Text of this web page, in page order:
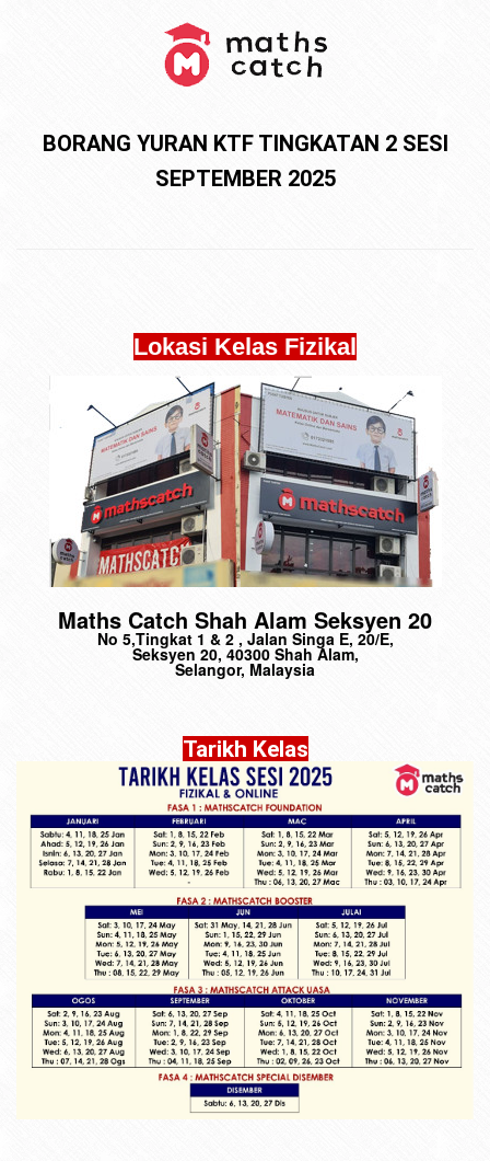
BORANG YURAN KTF TINGKATAN 2 SESI
SEPTEMBER 2025
Lokasi Kelas Fizikal
Maths Catch Shah Alam Seksyen 20
No 5,Tingkat 1 & 2 , Jalan Singa E, 20/E,
Seksyen 20, 40300 Shah Alam,
Selangor, Malaysia
Tarikh Kelas